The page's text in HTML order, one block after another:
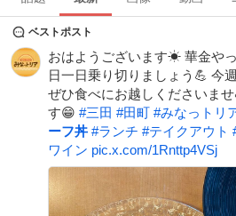
ベストポスト
おはようございます☀ 華金や
日一日乗り切りましょう💪 今
ぜひ食べにお越しくださいま
す😁 #三田 #田町 #みなっトリ
ーフ丼 #ランチ #テイクアウト
ワイン pic.x.com/1Rnttp4VSj